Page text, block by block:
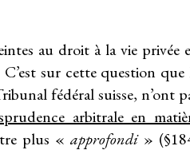
au droit à la vie privée
sur cette question que
fédéral suisse, n’ont
arbitrale en
plus «approfondi»